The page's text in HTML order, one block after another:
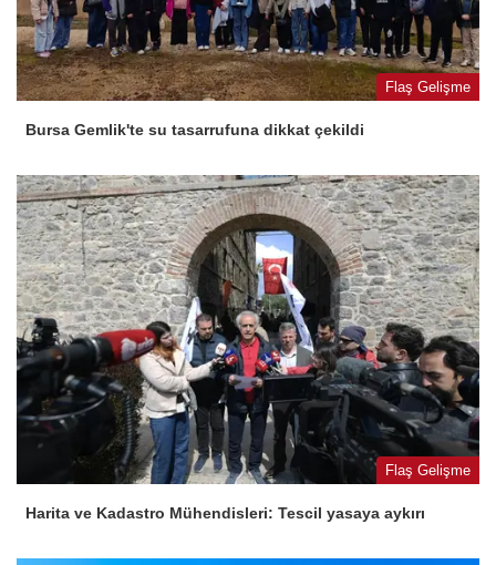
Flaş Gelişme
Bursa Gemlik'te su tasarrufuna dikkat çekildi
Flaş Gelişme
Harita ve Kadastro Mühendisleri: Tescil yasaya aykırı